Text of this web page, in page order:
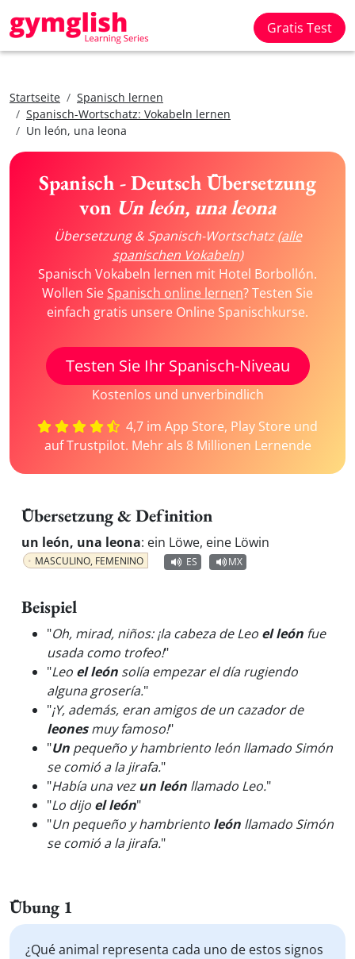
Gratis Test
Startseite
Spanisch lernen
Spanisch-Wortschatz: Vokabeln lernen
Un león, una leona
Spanisch - Deutsch Übersetzung
von Un león, una leona
Übersetzung & Spanisch-Wortschatz(alle
spanischen Vokabeln)
Spanisch Vokabeln lernen mit Hotel Borbollón.
Wollen SieSpanisch online lernen? Testen Sie
einfach gratis unsere Online Spanischkurse.
Testen Sie Ihr Spanisch-Niveau
Kostenlos und unverbindlich
4,7 im App Store, Play Store und
auf Trustpilot. Mehr als 8 Millionen Lernende
Übersetzung & Definition
un león, una leona: ein Löwe, eine Löwin
MASCULINO, FEMENINO ES MX
Beispiel
"Oh, mirad, niños: ¡la cabeza de Leo el león fue
usada como trofeo!"
"Leo el león solía empezar el día rugiendo
alguna grosería."
"¡Y, además, eran amigos de un cazador de
leonesmuy famoso!"
"Un pequeño y hambriento león llamado Simón
se comió a la jirafa."
"Había una vezun león llamado Leo."
"Lo dijo el león"
"Un pequeño y hambriento león llamado Simón
se comió a la jirafa."
Übung 1
¿Qué animal representa cada uno de estos signos